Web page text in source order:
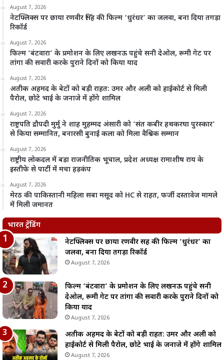
August 7, 2026
नेटफ्लिक्स पर छाया रणवीर सिंह की फिल्म ‘धुरंधर’ का जलवा, बना दिया तगड़ा
रिकॉर्ड
August 7, 2026
फिल्म ‘बंटवारा’ के प्रमोशन के लिए लखनऊ पहुंचे सनी देओल, रूमी गेट पर
तांगा की सवारी करके पुराने दिनों को किया याद
August 7, 2026
अतीक अहमद के बेटों को बड़ी राहत: उमर और अली को हाईकोर्ट से मिली
पैरोल, छोटे भाई के जनाजे में होंगे शामिल
August 7, 2026
राष्ट्रपति द्रौपदी मुर्मु ने शाह मुहम्मद अंसारी को ‘संत कबीर हथकरघा पुरस्कार’
से किया सम्मानित, बनारसी बुनाई कला को मिला वैश्विक सम्मान
August 7, 2026
राष्ट्रीय लोकदल में बड़ा राजनीतिक भूचाल, प्रदेश अध्यक्ष रामाशीष राय के
इस्तीफे से पार्टी में मचा हड़कंप
August 7, 2026
मेरठ की पाकिस्तानी महिला सबा मसूद को HC से राहत, फर्जी दस्तावेज मामले
में मिली जमानत
भारत ट्रेंडिंग
नेटफ्लिक्स पर छाया रणवीर सिंह की फिल्म ‘धुरंधर’ का
जलवा, बना दिया तगड़ा रिकॉर्ड
August 7, 2026
फिल्म ‘बंटवारा’ के प्रमोशन के लिए लखनऊ पहुंचे सनी
देओल, रूमी गेट पर तांगा की सवारी करके पुराने दिनों को
किया याद
August 7, 2026
अतीक अहमद के बेटों को बड़ी राहत: उमर और अली को
हाईकोर्ट से मिली पैरोल, छोटे भाई के जनाजे में होंगे शामिल
August 7, 2026